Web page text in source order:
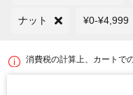
ナット ¥0-¥4,999
消費税の計算上、カートで